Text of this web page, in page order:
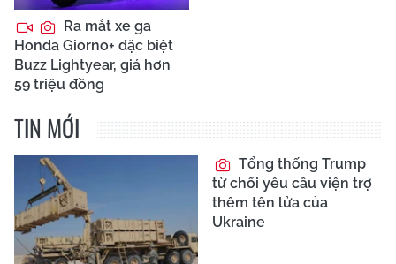
Ra mắt xe ga
Honda Giorno+ đặc biệt
Buzz Lightyear, giá hơn
59 triệu đồng
TIN MỚI
Tổng thống Trump
từ chối yêu cầu viện trợ
thêm tên lửa của
Ukraine